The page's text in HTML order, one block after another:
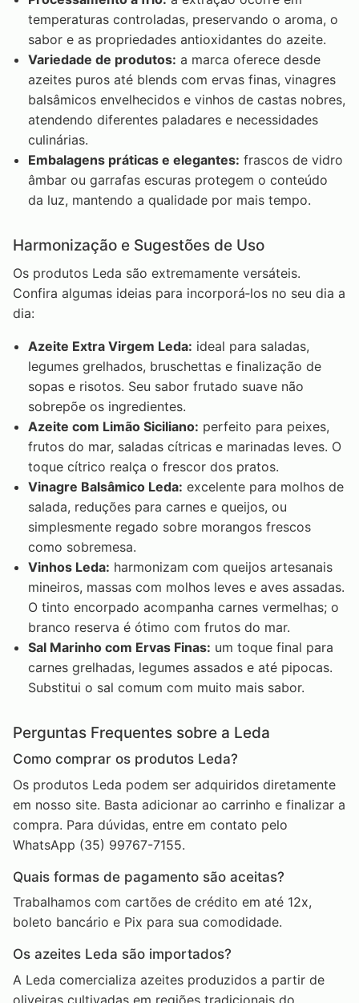
temperaturas controladas, preservando o aroma, o
sabor e as propriedades antioxidantes do azeite.
Variedade de produtos: a marca oferece desde
azeites puros até blends com ervas finas, vinagres
balsâmicos envelhecidos e vinhos de castas nobres,
atendendo diferentes paladares e necessidades
culinárias.
Embalagens práticas e elegantes: frascos de vidro
âmbar ou garrafas escuras protegem o conteúdo
da luz, mantendo a qualidade por mais tempo.
Harmonização e Sugestões de Uso
Os produtos Leda são extremamente versáteis.
Confira algumas ideias para incorporá‑los no seu dia a
dia:
Azeite Extra Virgem Leda: ideal para saladas,
legumes grelhados, bruschettas e finalização de
sopas e risotos. Seu sabor frutado suave não
sobrepõe os ingredientes.
Azeite com Limão Siciliano: perfeito para peixes,
frutos do mar, saladas cítricas e marinadas leves. O
toque cítrico realça o frescor dos pratos.
Vinagre Balsâmico Leda: excelente para molhos de
salada, reduções para carnes e queijos, ou
simplesmente regado sobre morangos frescos
como sobremesa.
Vinhos Leda: harmonizam com queijos artesanais
mineiros, massas com molhos leves e aves assadas.
O tinto encorpado acompanha carnes vermelhas; o
branco reserva é ótimo com frutos do mar.
Sal Marinho com Ervas Finas: um toque final para
carnes grelhadas, legumes assados e até pipocas.
Substitui o sal comum com muito mais sabor.
Perguntas Frequentes sobre a Leda
Como comprar os produtos Leda?
Os produtos Leda podem ser adquiridos diretamente
em nosso site. Basta adicionar ao carrinho e finalizar a
compra. Para dúvidas, entre em contato pelo
WhatsApp (35) 99767-7155.
Quais formas de pagamento são aceitas?
Trabalhamos com cartões de crédito em até 12x,
boleto bancário e Pix para sua comodidade.
Os azeites Leda são importados?
A Leda comercializa azeites produzidos a partir de
oliveiras cultivadas em regiões tradicionais do